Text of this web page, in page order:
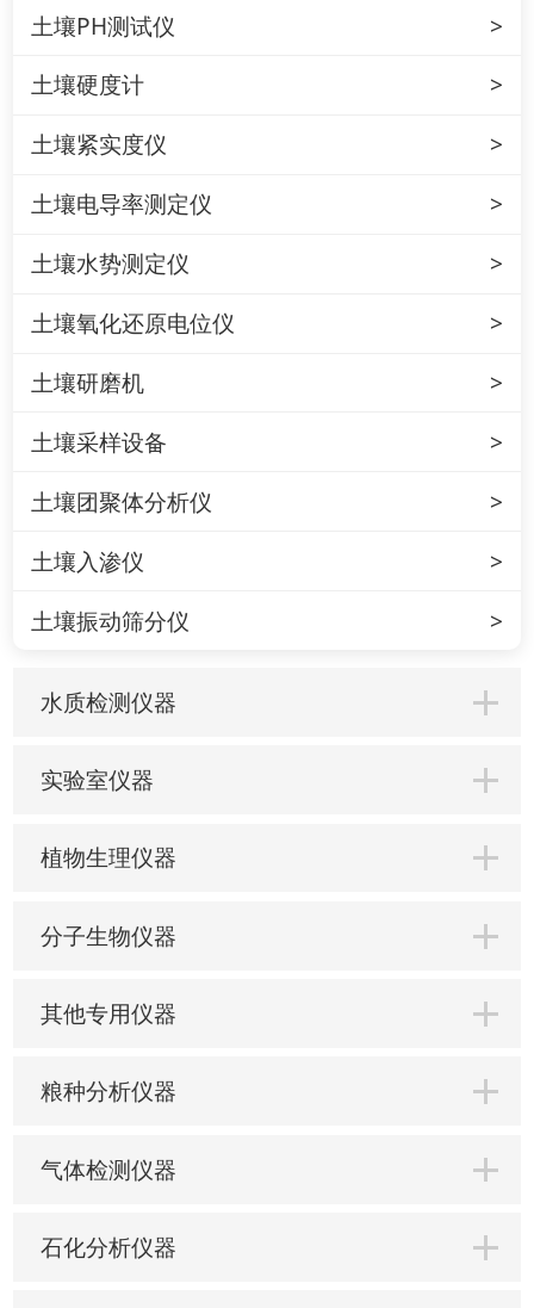
土壤PH测试仪
土壤硬度计
土壤紧实度仪
土壤电导率测定仪
土壤水势测定仪
土壤氧化还原电位仪
土壤研磨机
土壤采样设备
土壤团聚体分析仪
土壤入渗仪
土壤振动筛分仪
水质检测仪器
实验室仪器
植物生理仪器
分子生物仪器
其他专用仪器
粮种分析仪器
气体检测仪器
石化分析仪器